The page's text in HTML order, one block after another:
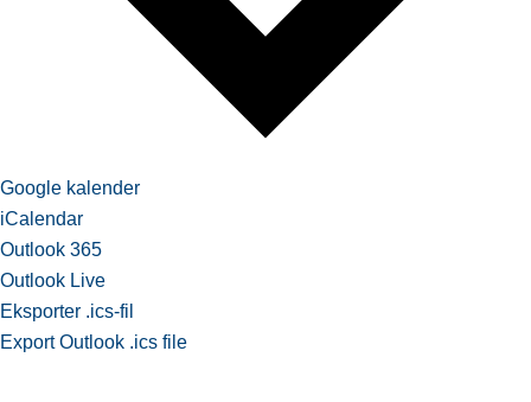
Google kalender
iCalendar
Outlook 365
Outlook Live
Eksporter .ics-fil
Export Outlook .ics file